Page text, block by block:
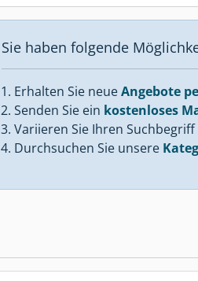
Sie haben folgende
Erhalten Sie neueAngebote
Senden Sie ein kostenloses
Variieren Sie Ihren Suchbegriff
Durchsuchen Sie unsere